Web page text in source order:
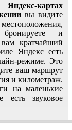
картах
вы видите
и
кратчайший
Яндекс есть
режиме. Это
ваш маршрут
и километраж.
на маленькие
есть звуковое